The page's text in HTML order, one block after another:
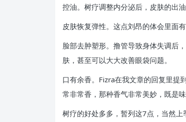
控油。树疗调整内分泌后，皮肤的出
皮肤恢复弹性。这点刘昂的体会里面
脸部去肿塑形。撸管导致身体失调后
肤，甚至可以大大改善眼袋问题。
口有余香。Fizra在我文章的回复里提
常非常香，那种香气非常美妙，既是
树疗的好处多多，暂列这7点，当然